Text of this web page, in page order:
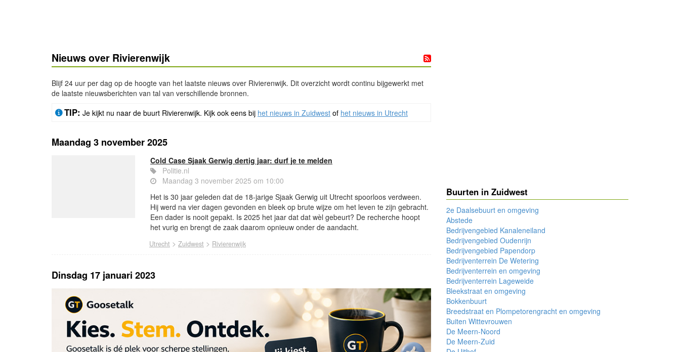
Nieuws over Rivierenwijk
Blijf 24 uur per dag op de hoogte van het laatste nieuws over Rivierenwijk. Dit overzicht wordt continu bijgewerkt met
de laatste nieuwsberichten van tal van verschillende bronnen.
TIP: Je kijkt nu naar de buurt Rivierenwijk. Kijk ook eens bij het nieuws in Zuidwest of het nieuws in Utrecht
Maandag 3 november 2025
Cold Case Sjaak Gerwig dertig jaar: durf je te melden
Politie.nl
Maandag 3 november 2025 om 10:00
Het is 30 jaar geleden dat de 18-jarige Sjaak Gerwig uit Utrecht spoorloos verdween.
Hij werd na vier dagen gevonden en bleek op brute wijze om het leven te zijn gebracht.
Een dader is nooit gepakt. Is 2025 het jaar dat dat wèl gebeurt? De recherche hoopt
het vurig en brengt de zaak daarom opnieuw onder de aandacht.
Utrecht > Zuidwest > Rivierenwijk
Dinsdag 17 januari 2023
Buurten in Zuidwest
2e Daalsebuurt en omgeving
Abstede
Bedrijvengebied Kanaleneiland
Bedrijvengebied Oudenrijn
Bedrijvengebied Papendorp
Bedrijventerrein De Wetering
Bedrijventerrein en omgeving
Bedrijventerrein Lageweide
Bleekstraat en omgeving
Bokkenbuurt
Breedstraat en Plompetorengracht en omgeving
Buiten Wittevrouwen
De Meern-Noord
De Meern-Zuid